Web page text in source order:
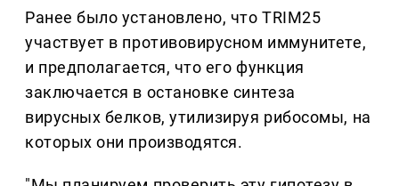
Ранее было установлено, что TRIM25
участвует в противовирусном иммунитете,
и предполагается, что его функция
заключается в остановке синтеза
вирусных белков, утилизируя рибосомы, на
которых они производятся.